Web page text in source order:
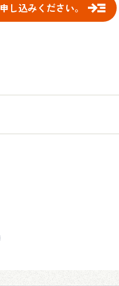
し込みください。